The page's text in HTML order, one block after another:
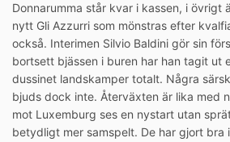
Donnarumma står kvar i kassen, i övrigt
nytt Gli Azzurri som mönstras efter
också. Interimen Silvio Baldini gör sin
bortsett bjässen i buren har han tagit ut
dussinet landskamper totalt. Några
bjuds dock inte. Återväxten är lika med
mot Luxemburg ses en nystart utan
betydligt mer samspelt. De har gjort bra